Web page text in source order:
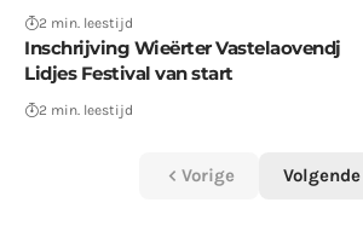
2 min. leestijd
Inschrijving Wieërter Vastelaovendj
Lidjes Festival van start
2 min. leestijd
Vorige Volgende